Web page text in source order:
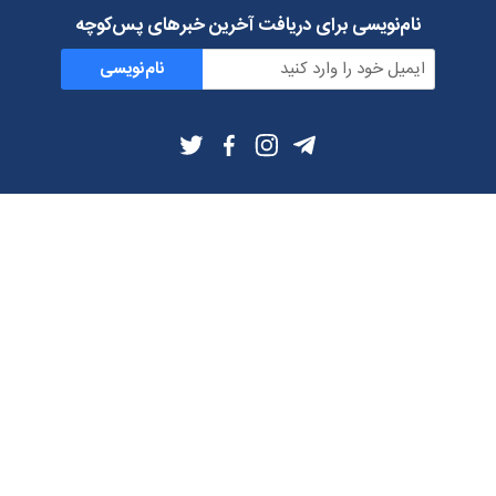
نام‌نویسی برای دریافت آخرین خبرهای پس‌کوچه
نام‌نویسی